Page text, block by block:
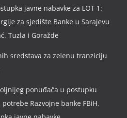
javne nabavke za LOT 1:
za sjedište Banke u Sarajevu
Tuzla i Goražde
sredstava za zelenu tranziciju
ponuđača u postupku
Razvojne banke FBiH,